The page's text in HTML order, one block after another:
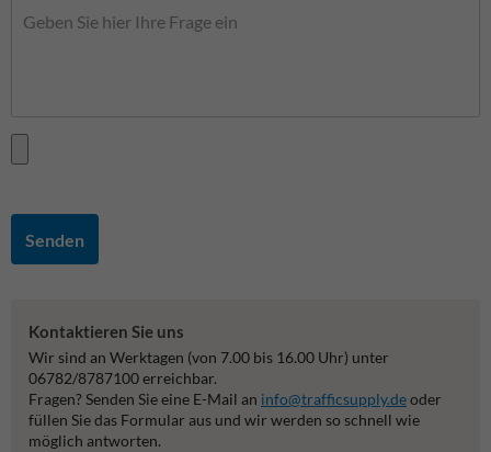
Senden
Kontaktieren Sie uns
Wir sind an Werktagen (von 7.00 bis 16.00 Uhr) unter
06782/8787100 erreichbar.
Fragen? Senden Sie eine E-Mail an info@trafficsupply.deoder
füllen Sie das Formular aus und wir werden so schnell wie
möglich antworten.